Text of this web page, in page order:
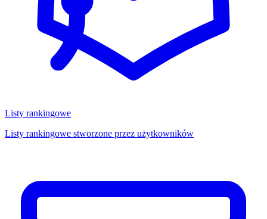
Listy rankingowe
Listy rankingowe stworzone przez użytkowników